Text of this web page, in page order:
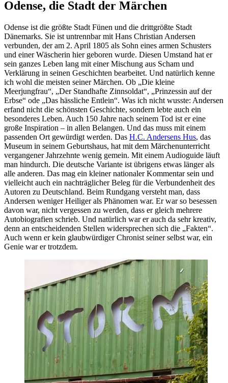
Odense, die Stadt der Märchen
Odense ist die größte Stadt Fünen und die drittgrößte Stadt
Dänemarks. Sie ist untrennbar mit Hans Christian Andersen
verbunden, der am 2. April 1805 als Sohn eines armen Schusters
und einer Wäscherin hier geboren wurde. Diesen Umstand hat er
sein ganzes Leben lang mit einer Mischung aus Scham und
Verklärung in seinen Geschichten bearbeitet. Und natürlich kenne
ich wohl die meisten seiner Märchen. Ob „Die kleine
Meerjungfrau“, „Der Standhafte Zinnsoldat“, „Prinzessin auf der
Erbse“ ode „Das hässliche Entlein“. Was ich nicht wusste: Andersen
erfand nicht die schönsten Geschichte, sondern lebte auch ein
besonderes Leben. Auch 150 Jahre nach seinem Tod ist er eine
große Inspiration – in allen Belangen. Und das muss mit einem
passenden Ort gewürdigt werden. Das H.C. Andersens Hus, das
Museum in seinem Geburtshaus, hat mit dem Märchenunterricht
vergangener Jahrzehnte wenig gemein. Mit einem Audioguide läuft
man hindurch. Die deutsche Variante ist übrigens etwas länger als
alle anderen. Das mag ein kleiner nationaler Kommentar sein und
vielleicht auch ein nachträglicher Beleg für die Verbundenheit des
Autoren zu Deutschland. Beim Rundgang versteht man, dass
Andersen weniger Heiliger als Phänomen war. Er war so besessen
davon war, nicht vergessen zu werden, dass er gleich mehrere
Autobiografien schrieb. Und natürlich war er auch da sehr kreativ,
denn an entscheidenden Stellen widersprechen sich die „Fakten“.
Auch wenn er kein glaubwürdiger Chronist seiner selbst war, ein
Genie war er trotzdem.